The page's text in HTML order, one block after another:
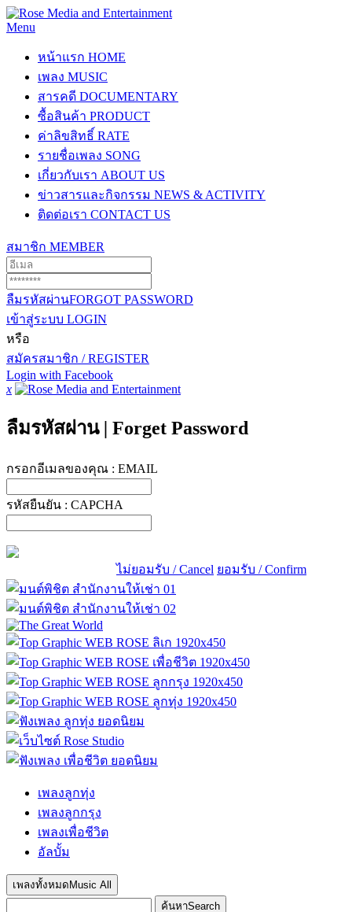
Menu
หน้าแรก HOME
เพลง MUSIC
สารคดี DOCUMENTARY
ซื้อสินค้า PRODUCT
ค่าลิขสิทธิ์ RATE
รายชื่อเพลง SONG
เกี่ยวกับเรา ABOUT US
ข่าวสารและกิจกรรม NEWS & ACTIVITY
ติดต่อเรา CONTACT US
สมาชิก MEMBER
ลืมรหัสผ่านFORGOT PASSWORD
เข้าสู่ระบบ LOGIN
หรือ
สมัครสมาชิก / REGISTER
Login with Facebook
x
ลืมรหัสผ่าน | Forget Password
กรอกอีเมลของคุณ : EMAIL
รหัสยืนยัน : CAPCHA
ไม่ยอมรับ / Cancel ยอมรับ / Confirm
เพลงลูกทุ่ง
เพลงลูกกรุง
เพลงเพื่อชีวิต
อัลบั้ม
เพลงทั้งหมด Music All
ค้นหาSearch